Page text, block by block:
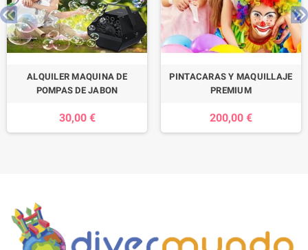
ALQUILER MAQUINA DE
POMPAS DE JABON
30,00 €
PINTACARAS Y MAQUILLAJE
PREMIUM
200,00 €